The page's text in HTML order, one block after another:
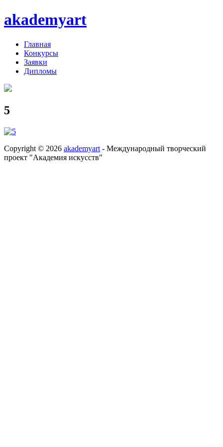
akademyart
Главная
Конкурсы
Заявки
Дипломы
5
Copyright © 2026 akademyart - Международный творческий
проект "Академия искусств"